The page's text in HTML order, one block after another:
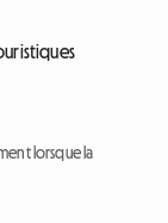
lorsque la